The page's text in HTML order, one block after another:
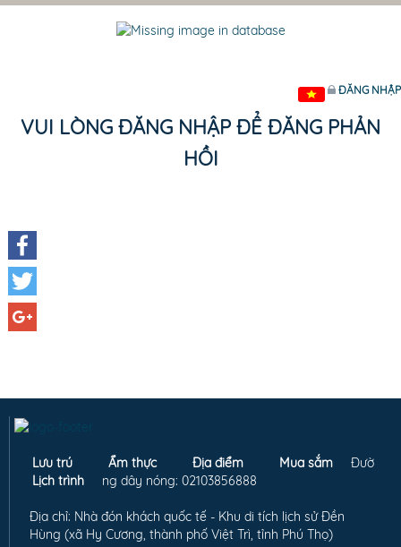
ĐĂNG NHẬP
VUI LÒNG ĐĂNG NHẬP ĐỂ ĐĂNG PHẢN
HỒI
Lưu trú Ẩm thực Địa điểm
Mua sắm
Lịch trình
Đườ
ng dây nóng: 02103856888
Địa chỉ: Nhà đón khách quốc tế - Khu di tích lịch sử Đền
Hùng (xã Hy Cương, thành phố Việt Trì, tỉnh Phú Thọ)
Facebook
Twitter